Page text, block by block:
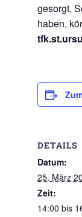
gesorgt.
haben,
DETAILS
Datum:
25. März
Zeit:
14:00 bis